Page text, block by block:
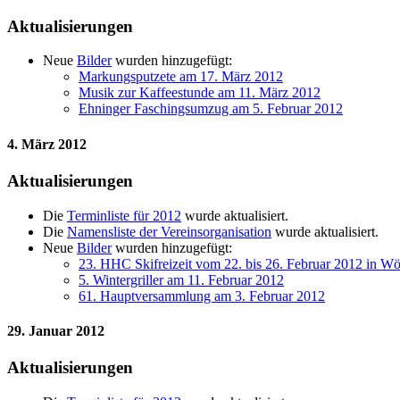
Aktualisierungen
Neue Bilderwurden hinzugefügt:
Markungsputzete am 17. März 2012
Musik zur Kaffeestunde am 11. März 2012
Ehninger Faschingsumzug am 5. Februar 2012
4. März 2012
Aktualisierungen
Die Terminliste für 2012 wurde aktualisiert.
Die Namensliste der Vereinsorganisation wurde aktualisiert.
Neue Bilderwurden hinzugefügt:
23. HHC Skifreizeit vom 22. bis 26. Februar 2012 in
5. Wintergriller am 11. Februar 2012
61. Hauptversammlung am 3. Februar 2012
29. Januar 2012
Aktualisierungen